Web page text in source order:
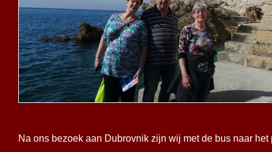
Na ons bezoek aan Dubrovnik zijn wij met de bus naar